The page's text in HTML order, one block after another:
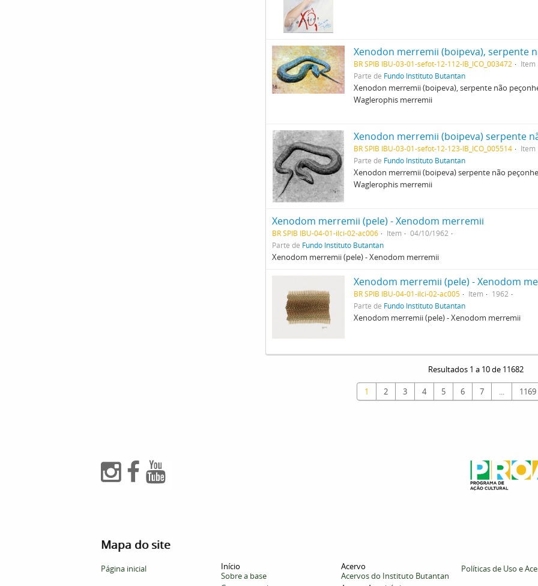
BR SPIB IBU-03-01-sefot-12-112-IB_ICO_003472
Item
Parte de Fundo Instituto Butantan
Xenodon merremii (boipeva), serpente não
Waglerophis merremii
BR SPIB IBU-03-01-sefot-12-123-IB_ICO_005514
Item
Parte de Fundo Instituto Butantan
Xenodon merremii (boipeva) serpente não
Waglerophis merremii
Xenodom merremii (pele) - Xenodom merremii
BR SPIB IBU-04-01-ilci-02-ac006 Item
04/10/1962
Parte de Fundo Instituto Butantan
Xenodom merremii (pele) - Xenodom merremii
Xenodom merremii (pele) - Xenodom
BR SPIB IBU-04-01-ilci-02-ac005 Item
1962
Parte de Fundo Instituto Butantan
Xenodom merremii (pele) - Xenodom merremii
Resultados 1 a 10 de 11682
1 2 3 4 5 6 7 ... 1169
Mapa do site
Página inicial
Início
Sobre a base
Acervo
Acervos do Instituto Butantan
Políticas de Uso e